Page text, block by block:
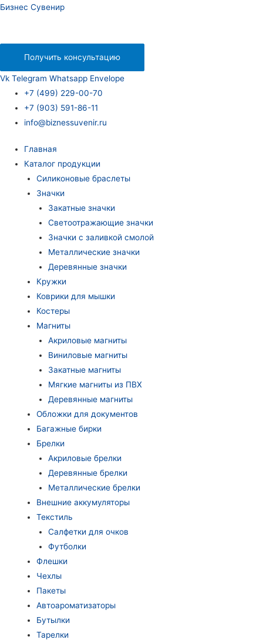
Бизнес Сувенир
Получить консультацию
Vk Telegram Whatsapp Envelope
+7 (499) 229-00-70
+7 (903) 591-86-11
info@biznessuvenir.ru
Главная
Каталог продукции
Силиконовые браслеты
Значки
Закатные значки
Светоотражающие значки
Значки с заливкой смолой
Металлические значки
Деревянные значки
Кружки
Коврики для мышки
Костеры
Магниты
Акриловые магниты
Виниловые магниты
Закатные магниты
Мягкие магниты из ПВХ
Деревянные магниты
Обложки для документов
Багажные бирки
Брелки
Акриловые брелки
Деревянные брелки
Металлические брелки
Внешние аккумуляторы
Текстиль
Салфетки для очков
Футболки
Флешки
Чехлы
Пакеты
Автоароматизаторы
Бутылки
Тарелки